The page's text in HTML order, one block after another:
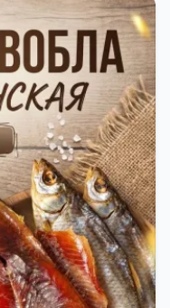
делают с учётом
рыбу
рыбу упаковывают
не портилась и не
можно сочетать
технологии. Её
очень вкусно.